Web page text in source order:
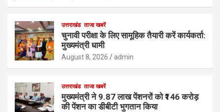
उत्तराखंड ताजा खबरें
चुनावी परीक्षा के लिए सामूहिक तैयारी करें कार्यकर्ता:
मुख्यमंत्री धामी
August 8, 2026 admin
उत्तराखंड ताजा खबरें
मुख्यमंत्री ने 9.87 लाख पेंशनरों को ₹146 करोड़
की पेंशन का डीबीटी भुगतान किया